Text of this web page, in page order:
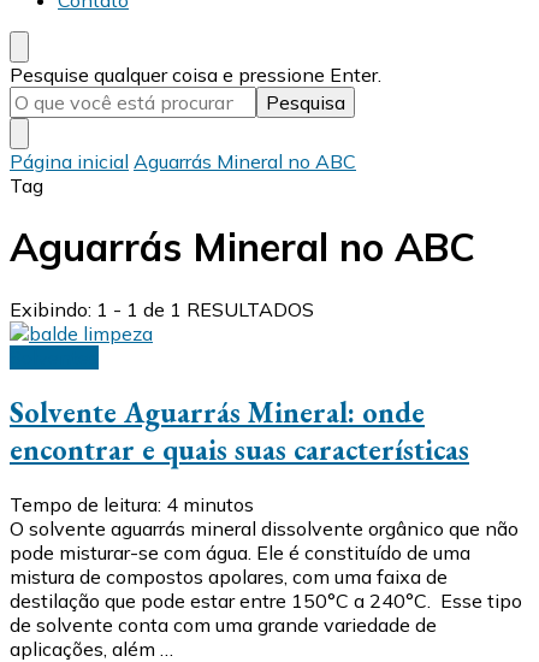
Procurando
algo?
Pesquise qualquer coisa e pressione Enter.
Página inicial Aguarrás Mineral no ABC
Tag
Aguarrás Mineral no ABC
Exibindo: 1 - 1 de 1 RESULTADOS
Solvente Aguarrás Mineral: onde
encontrar e quais suas características
Tempo de leitura: 4 minutos
O solvente aguarrás mineral dissolvente orgânico que não
pode misturar-se com água. Ele é constituído de uma
mistura de compostos apolares, com uma faixa de
destilação que pode estar entre 150°C a 240°C. Esse tipo
de solvente conta com uma grande variedade de
aplicações, além …